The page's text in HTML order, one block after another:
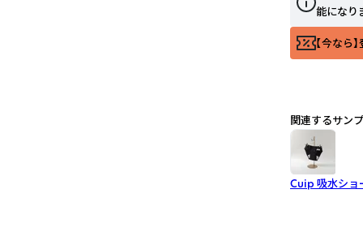
能になり
【今なら
関連するサン
Cuip 吸水ショ